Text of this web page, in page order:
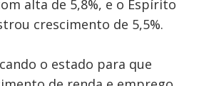
alta de 5,8%, e o Espírito
crescimento de 5,5%.
o estado para que